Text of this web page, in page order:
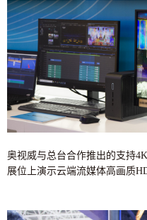
奥视威与总台合作推出的支持
展位上演示云端流媒体高画质